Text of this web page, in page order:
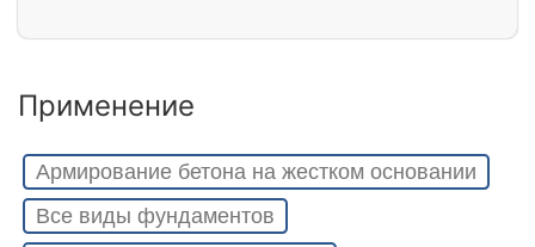
Применение
Армирование бетона на жестком основании
Все виды фундаментов